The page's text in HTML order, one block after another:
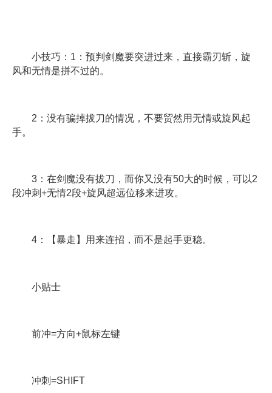
小技巧：1：预判剑魔要突进过来，直接霸刃斩，旋
风和无情是拼不过的。
2：没有骗掉拔刀的情况，不要贸然用无情或旋风起
手。
3：在剑魔没有拔刀，而你又没有50大的时候，可以2
段冲刺+无情2段+旋风超远位移来进攻。
4：【暴走】用来连招，而不是起手更稳。
小贴士
前冲=方向+鼠标左键
冲刺=SHIFT